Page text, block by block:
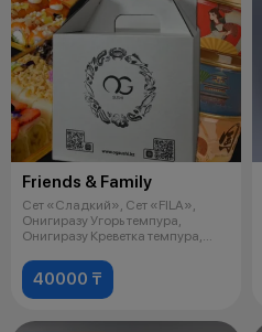
Friends & Family
Сет «Сладкий», Сет «FILA»,
Онигиразу Угорь темпура,
Онигиразу Креветка темпура,
40000 ₸